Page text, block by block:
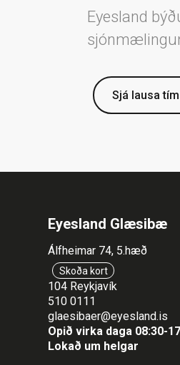
Eyesland
Sjá lausa
Eyesland Glæsibæ
Álfheimar 74, 5.hæð
Skoða kort
104 Reykjavík
510 0111
glaesibaer@eyesland.is
Opið virka daga 08:30-
Lokað um helgar